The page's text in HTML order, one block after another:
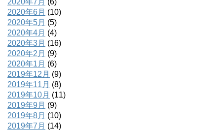
2020年7月 (6)
2020年6月 (10)
2020年5月 (5)
2020年4月 (4)
2020年3月 (16)
2020年2月 (9)
2020年1月 (6)
2019年12月 (9)
2019年11月 (8)
2019年10月 (11)
2019年9月 (9)
2019年8月 (10)
2019年7月 (14)